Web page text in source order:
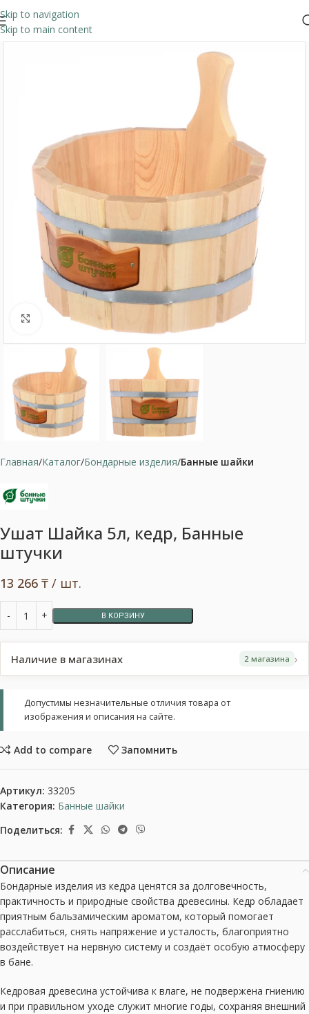
Skip to navigation
Skip to main content
Нажмите, чтобы увеличить
Главная Каталог Бондарные изделия Банные шайки
Ушат Шайка 5л, кедр, Банные
штучки
13 266 ₸ / шт.
В КОРЗИНУ
Наличие в магазинах 2 магазина ›
Допустимы незначительные отличия товара от
изображения и описания на сайте.
Add to compare Запомнить
Артикул: 33205
Категория: Банные шайки
Поделиться:
Описание
Бондарные изделия из кедра ценятся за долговечность,
практичность и природные свойства древесины. Кедр обладает
приятным бальзамическим ароматом, который помогает
расслабиться, снять напряжение и усталость, благоприятно
воздействует на нервную систему и создаёт особую атмосферу
в бане.
Кедровая древесина устойчива к влаге, не подвержена гниению
и при правильном уходе служит многие годы, сохраняя внешний